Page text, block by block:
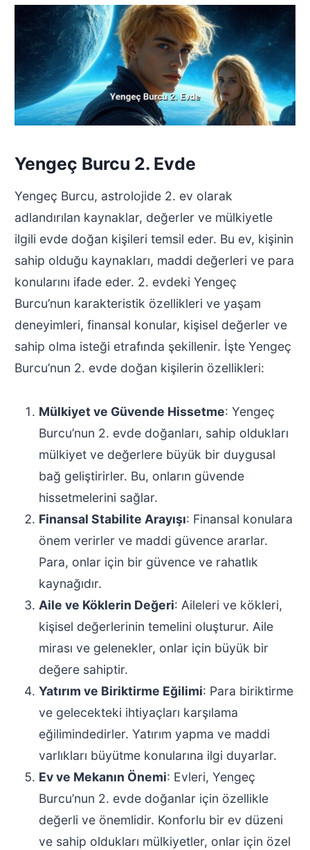
Yengeç Burcu 2. Evde
Yengeç Burcu, astrolojide 2. ev olarak
adlandırılan kaynaklar, değerler ve mülkiyetle
ilgili evde doğan kişileri temsil eder. Bu ev, kişinin
sahip olduğu kaynakları, maddi değerleri ve para
konularını ifade eder. 2. evdeki Yengeç
Burcu’nun karakteristik özellikleri ve yaşam
deneyimleri, finansal konular, kişisel değerler ve
sahip olma isteği etrafında şekillenir. İşte Yengeç
Burcu’nun 2. evde doğan kişilerin özellikleri:
Mülkiyet ve Güvende Hissetme: Yengeç
Burcu’nun 2. evde doğanları, sahip oldukları
mülkiyet ve değerlere büyük bir duygusal
bağ geliştirirler. Bu, onların güvende
hissetmelerini sağlar.
Finansal Stabilite Arayışı: Finansal konulara
önem verirler ve maddi güvence ararlar.
Para, onlar için bir güvence ve rahatlık
kaynağıdır.
Aile ve Köklerin Değeri: Aileleri ve kökleri,
kişisel değerlerinin temelini oluşturur. Aile
mirası ve gelenekler, onlar için büyük bir
değere sahiptir.
Yatırım ve Biriktirme Eğilimi: Para biriktirme
ve gelecekteki ihtiyaçları karşılama
eğilimindedirler. Yatırım yapma ve maddi
varlıkları büyütme konularına ilgi duyarlar.
Ev ve Mekanın Önemi: Evleri, Yengeç
Burcu’nun 2. evde doğanlar için özellikle
değerli ve önemlidir. Konforlu bir ev düzeni
ve sahip oldukları mülkiyetler, onlar için özel